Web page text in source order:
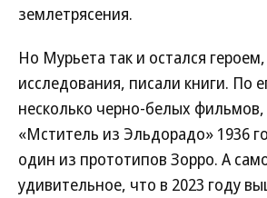
землетрясения.
Но Мурьета так и остался
исследования, писали книги. По
несколько черно-белых
«Мститель из Эльдорадо» 1936
один из прототипов Зорро. А
удивительное, что в 2023 году